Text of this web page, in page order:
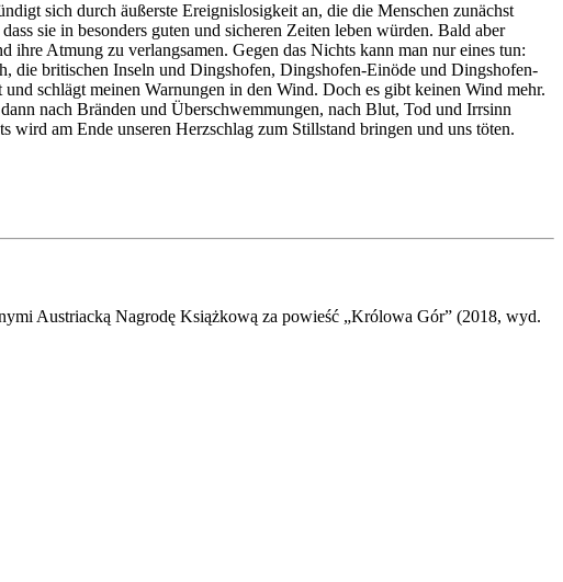
sich durch äußerste Ereignislosigkeit an, die die Menschen zunächst
sie in besonders guten und sicheren Zeiten leben würden. Bald aber
Atmung zu verlangsamen. Gegen das Nichts kann man nur eines tun:
die britischen Inseln und Dingshofen, Dingshofen-Einöde und Dingshofen-
schlägt meinen Warnungen in den Wind. Doch es gibt keinen Wind mehr.
nach Bränden und Überschwemmungen, nach Blut, Tod und Irrsinn
am Ende unseren Herzschlag zum Stillstand bringen und uns töten.
Austriacką Nagrodę Książkową za powieść „Królowa Gór” (2018, wyd.